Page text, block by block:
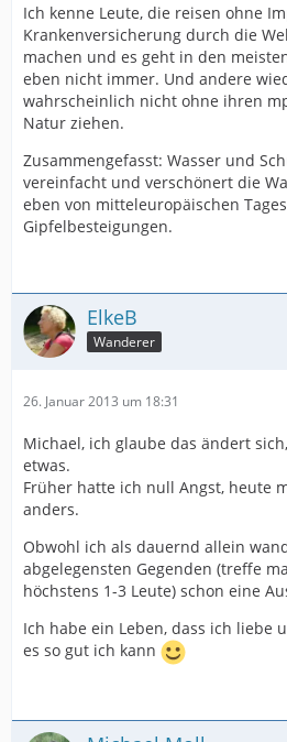
Ich kenne Leute, die reisen ohne
Krankenversicherung durch die
machen und es geht in den
eben nicht immer. Und andere
wahrscheinlich nicht ohne ihren
Natur ziehen.
Zusammengefasst: Wasser und
vereinfacht und verschönert die
eben von mitteleuropäischen
Gipfelbesteigungen.
ElkeB
Wanderer
26. Januar 2013 um 18:31
Michael, ich glaube das ändert
etwas.
Früher hatte ich null Angst, heute
anders.
Obwohl ich als dauernd allein
abgelegensten Gegenden (treffe
höchstens 1-3 Leute) schon eine
Ich habe ein Leben, dass ich liebe
es so gut ich kann